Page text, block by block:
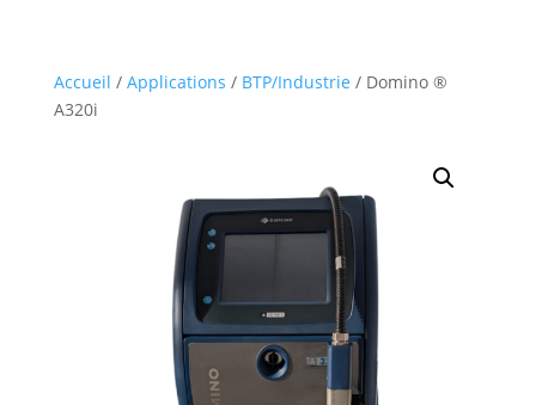
Accueil / Applications / BTP/Industrie / Domino ®
A320i